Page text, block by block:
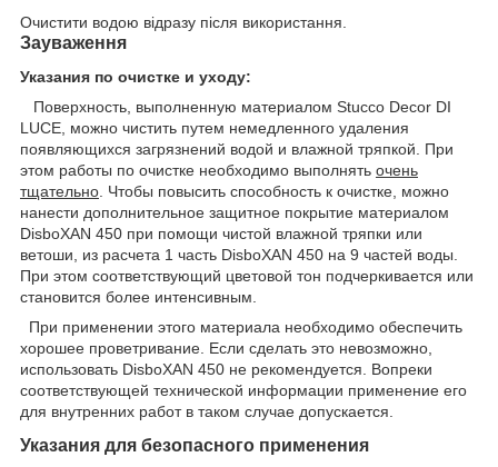
Очистити водою відразу після використання.
Зауваження
Указания по очистке и уходу:
Поверхность, выполненную материалом Stucco Decor DI
LUCE, можно чистить путем немедленного удаления
появляющихся загрязнений водой и влажной тряпкой. При
этом работы по очистке необходимо выполнять очень
тщательно. Чтобы повысить способность к очистке, можно
нанести дополнительное защитное покрытие материалом
DisboXAN 450 при помощи чистой влажной тряпки или
ветоши, из расчета 1 часть DisboXAN 450 на 9 частей воды.
При этом соответствующий цветовой тон подчеркивается или
становится более интенсивным.
При применении этого материала необходимо обеспечить
хорошее проветривание. Если сделать это невозможно,
использовать DisboXAN 450 не рекомендуется. Вопреки
соответствующей технической информации применение его
для внутренних работ в таком случае допускается.
Указания для безопасного применения